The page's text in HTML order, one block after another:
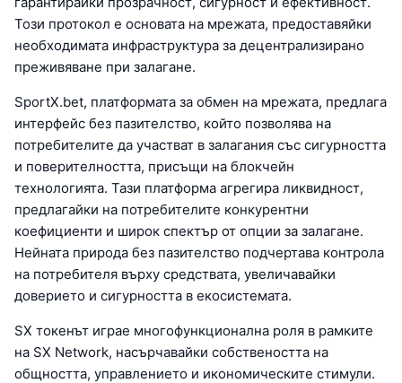
Този протокол е основата на мрежата, предоставяйки
необходимата инфраструктура за децентрализирано
преживяване при залагане.
SportX.bet, платформата за обмен на мрежата, предлага
интерфейс без пазителство, който позволява на
потребителите да участват в залагания със сигурността
и поверителността, присъщи на блокчейн
технологията. Тази платформа агрегира ликвидност,
предлагайки на потребителите конкурентни
коефициенти и широк спектър от опции за залагане.
Нейната природа без пазителство подчертава контрола
на потребителя върху средствата, увеличавайки
доверието и сигурността в екосистемата.
SX токенът играе многофункционална роля в рамките
на SX Network, насърчавайки собствеността на
общността, управлението и икономическите стимули.